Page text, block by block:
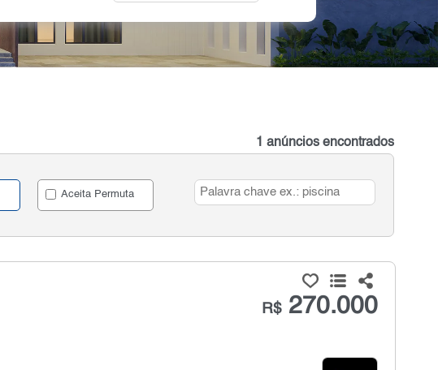
1 anúncios encontrados
Aceita Permuta
R$270.000